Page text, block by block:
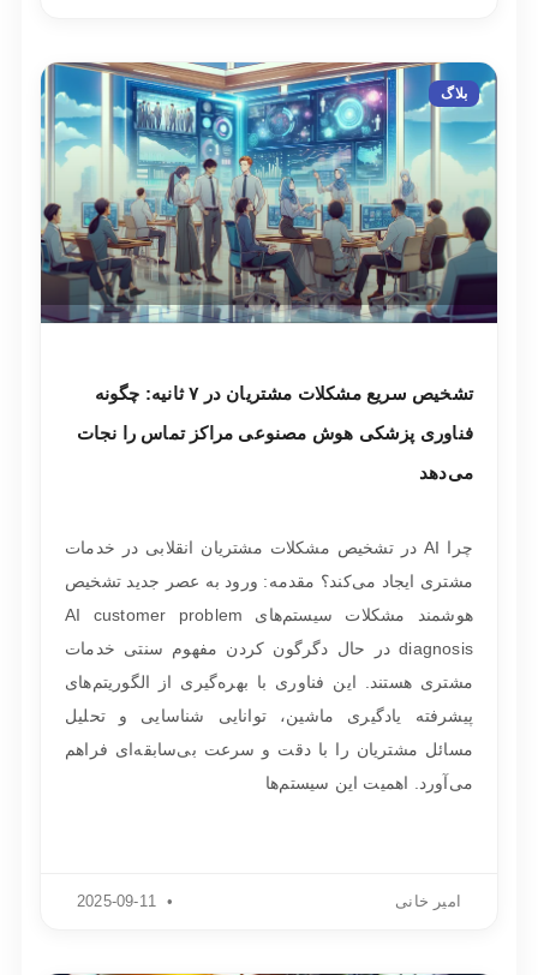
بلاگ
تشخیص سریع مشکلات مشتریان در ۷ ثانیه: چگونه
فناوری پزشکی هوش مصنوعی مراکز تماس را نجات
می‌دهد
چرا AI در تشخیص مشکلات مشتریان انقلابی در خدمات
مشتری ایجاد می‌کند؟ مقدمه: ورود به عصر جدید تشخیص
هوشمند مشکلات سیستم‌های AI customer problem
diagnosis در حال دگرگون کردن مفهوم سنتی خدمات
مشتری هستند. این فناوری با بهره‌گیری از الگوریتم‌های
پیشرفته یادگیری ماشین، توانایی شناسایی و تحلیل
مسائل مشتریان را با دقت و سرعت بی‌سابقه‌ای فراهم
می‌آورد. اهمیت این سیستم‌ها
امیر خانی